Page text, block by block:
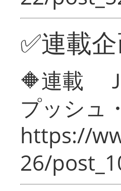
✅連載
🔶連載
プッシュ
https://
26/